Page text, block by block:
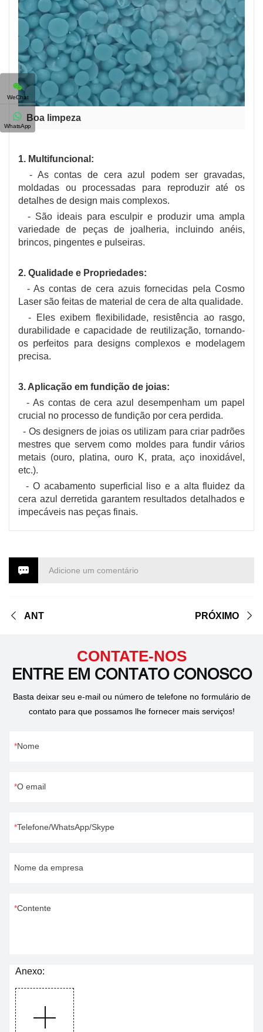
Boa limpeza
1. Multifuncional:
- As contas de cera azul podem ser gravadas,
moldadas ou processadas para reproduzir até os
detalhes de design mais complexos.
- São ideais para esculpir e produzir uma ampla
variedade de peças de joalheria, incluindo anéis,
brincos, pingentes e pulseiras.
2. Qualidade e Propriedades:
- As contas de cera azuis fornecidas pela Cosmo
Laser são feitas de material de cera de alta qualidade.
- Eles exibem flexibilidade, resistência ao rasgo,
durabilidade e capacidade de reutilização, tornando-
os perfeitos para designs complexos e modelagem
precisa.
3. Aplicação em fundição de joias:
- As contas de cera azul desempenham um papel
crucial no processo de fundição por cera perdida.
- Os designers de joias os utilizam para criar padrões
mestres que servem como moldes para fundir vários
metais (ouro, platina, ouro K, prata, aço inoxidável,
etc.).
- O acabamento superficial liso e a alta fluidez da
cera azul derretida garantem resultados detalhados e
impecáveis ​​nas peças finais.
Adicione um comentário
ANT PRÓXIMO
CONTATE-NOS
ENTRE EM CONTATO CONOSCO
Basta deixar seu e-mail ou número de telefone no formulário de
contato para que possamos lhe fornecer mais serviços!
Nome
O email
Telefone/WhatsApp/Skype
Nome da empresa
Contente
Anexo:
WeChat
WhatsApp